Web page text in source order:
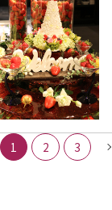
1 2 3